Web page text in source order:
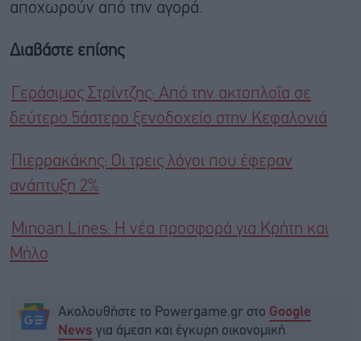
αποχωρούν από την αγορά.
Διαβάστε επίσης
Γεράσιμος Στρίντζης: Από την ακτοπλοΐα σε
δεύτερο 5άστερο ξενοδοχείο στην Κεφαλονιά
Πιερρακάκης: Oι τρεις λόγοι που έφεραν
ανάπτυξη 2%
Minoan Lines: Η νέα προσφορά για Κρήτη και
Μήλο
Ακολουθήστε το Powergame.gr στο Google
News για άμεση και έγκυρη οικονομική